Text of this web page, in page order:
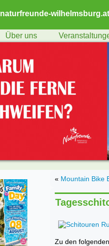
naturfreunde-wilhelmsburg.at
Über uns
« Mountain Bike
Zu den